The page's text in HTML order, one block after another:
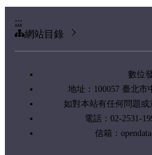
:::
網站目錄
數位
地址：100057 臺北市
如對本站有任何問題
電話：02-2531-
信箱：